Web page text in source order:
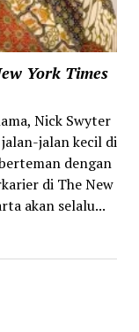
York Times
Nick Swyter
jalan kecil di
dengan
di The New
akan selalu...